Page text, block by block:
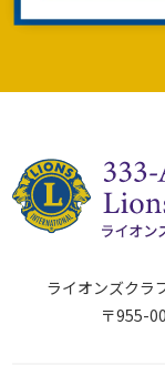
ライオンズクラ
〒955-